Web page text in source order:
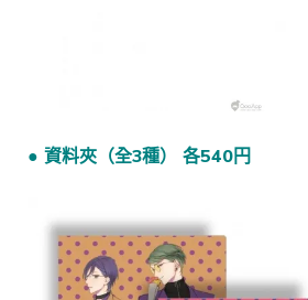
● 資料夾（全3種） 各540円